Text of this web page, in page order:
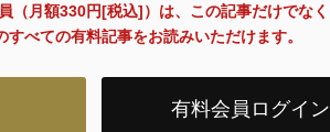
（月額330円[税込]）は、この記事だけでなく
べての有料記事をお読みいただけます。
有料会員ログイン